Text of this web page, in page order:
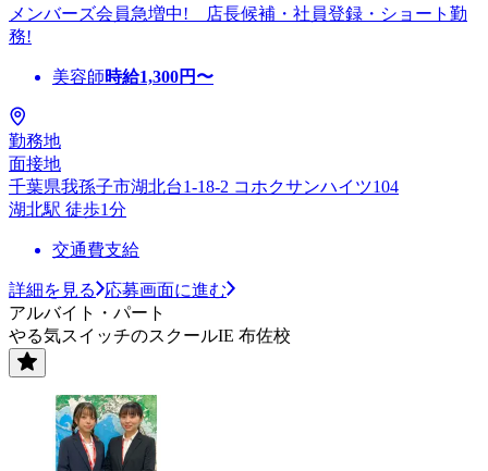
メンバーズ会員急増中! 店長候補・社員登録・ショート勤
務!
美容師時給1,300円〜
勤務地
面接地
千葉県我孫子市湖北台1-18-2 コホクサンハイツ104
湖北駅 徒歩1分
交通費支給
詳細を見る
応募画面に進む
アルバイト・パート
やる気スイッチのスクールIE 布佐校